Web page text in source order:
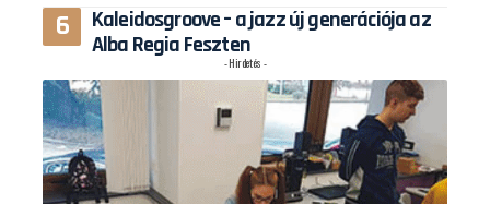
Kaleidosgroove – a jazz új generációja az
Alba Regia Feszten
- Hirdetés -